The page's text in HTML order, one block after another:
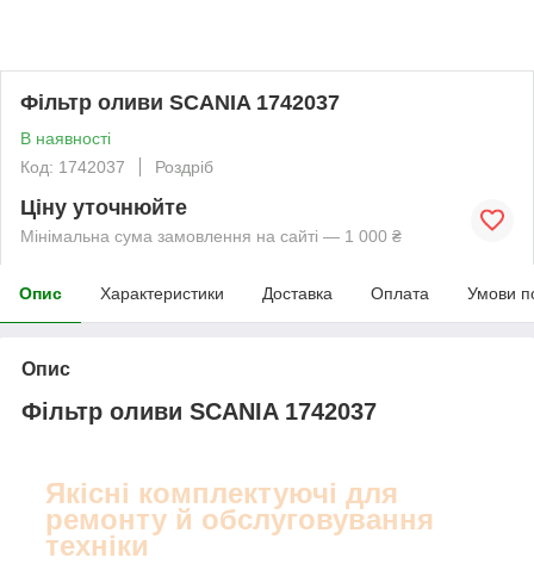
Фільтр оливи SCANIA 1742037
В наявності
Код: 1742037
Роздріб
Ціну уточнюйте
Мінімальна сума замовлення на сайті — 1 000 ₴
Опис Характеристики Доставка Оплата Умови
Опис
Фільтр оливи SCANIA 1742037
Якісні комплектуючі для
ремонту й обслуговування
техніки